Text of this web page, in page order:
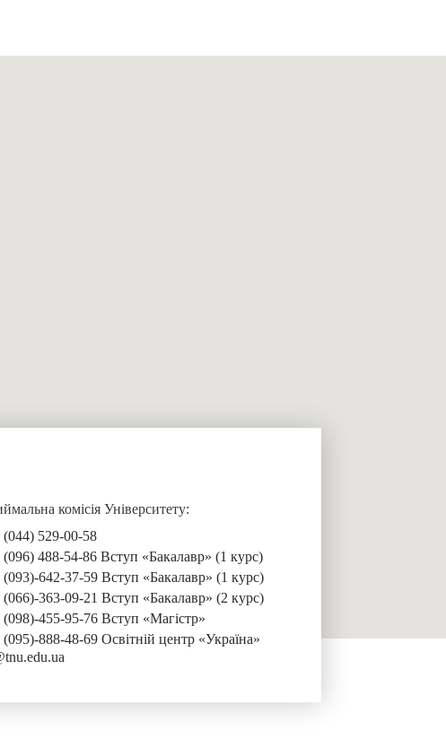
комісія Університету:
(044) 529-00-58
(096) 488-54-86 Вступ «Бакалавр» (1 курс)
(093)-642-37-59 Вступ «Бакалавр» (1 курс)
(066)-363-09-21 Вступ «Бакалавр» (2 курс)
(098)-455-95-76 Вступ «Магістр»
888-48-69 Освітній центр «Україна»